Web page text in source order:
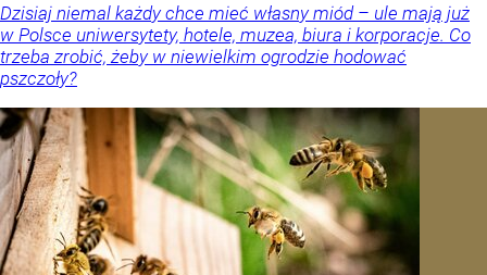
Dzisiaj niemal każdy chce mieć własny miód – ule mają już
w Polsce uniwersytety, hotele, muzea, biura i korporacje. Co
trzeba zrobić, żeby w niewielkim ogrodzie hodować
pszczoły?